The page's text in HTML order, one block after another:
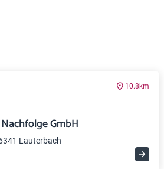
10.8km
GmbH
Lauterbach